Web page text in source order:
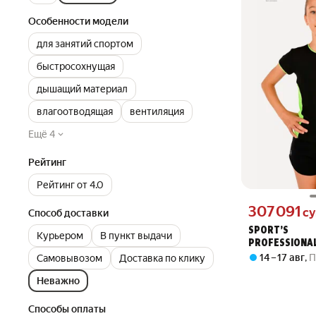
Особенности модели
для занятий спортом
быстросохнущая
дышащий материал
влагоотводящая
вентиляция
Ещё 4
Рейтинг
Рейтинг от 4.0
Способ доставки
Курьером
В пункт выдачи
Самовывозом
Доставка по клику
Неважно
Способы оплаты
SPORT’S
спортивная
Цена 307091 сум
307 091
14 – 17 авг,